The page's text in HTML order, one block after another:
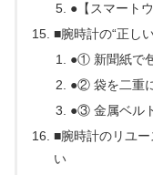
●【スマートウ
■腕時計の“正し
●① 新聞紙で
●② 袋を二重
●③ 金属ベル
■腕時計のリユ
い